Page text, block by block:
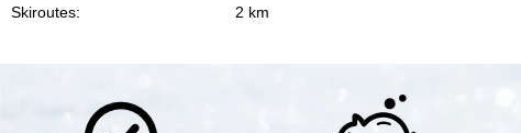
Skiroutes: 2 km